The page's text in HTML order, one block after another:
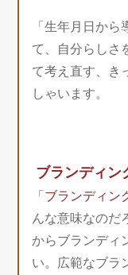
「生年月日か
て、自分らしさ
て考え直す、き
しゃいます。
ブランディン
「ブランディン
んな意味なのだ
からブランディ
い。広範なブラ